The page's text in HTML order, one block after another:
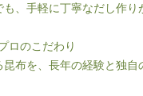
、手軽に丁寧なだし作り
ロのこだわり
昆布を、長年の経験と独